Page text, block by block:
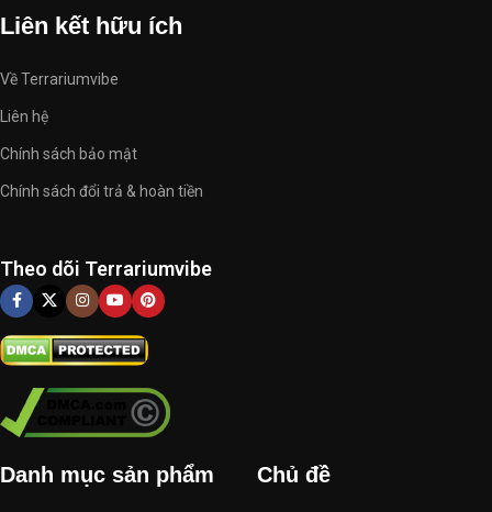
Liên kết hữu ích
Về Terrariumvibe
Liên hệ
Chính sách bảo mật
Chính sách đổi trả & hoàn tiền
Theo dõi Terrariumvibe
Danh mục sản phẩm Chủ đề